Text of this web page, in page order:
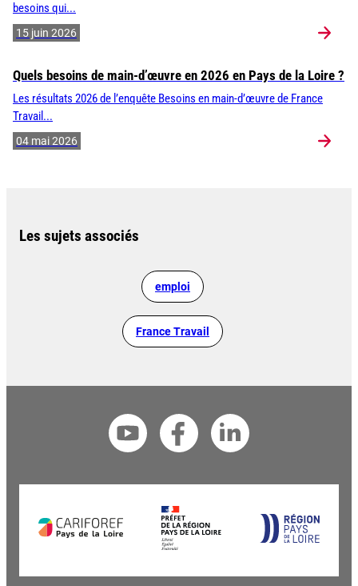
besoins qui...
15 juin 2026
Quels besoins de main-d’œuvre en 2026 en Pays de la Loire ?
Les résultats 2026 de l’enquête Besoins en main-d’œuvre de France
Travail...
04 mai 2026
Les sujets associés
emploi
France Travail